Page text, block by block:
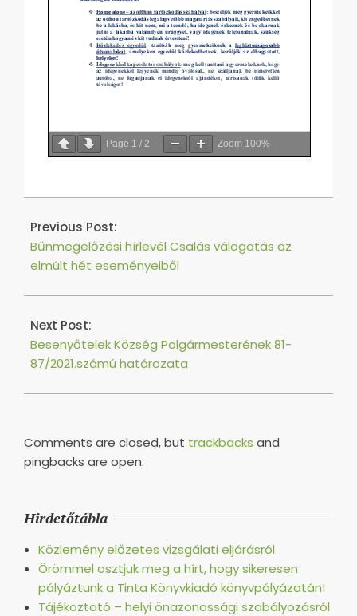
Page 1 / 2 Zoom 100%
2021-
14
Previous Post:
Bűnmegelőzési hírlevél Csalás válogatás az
elmúlt hét eseményeiből
Next Post:
Besenyőtelek Község Polgármesterének 81-
87/2021.számú határozata
Comments are closed, but trackbacks and
pingbacks are open.
Hirdetőtábla
Közlemény előzetes vizsgálati eljárásról
Örömmel osztjuk meg a hírt, hogy sikeresen
pályáztunk a Tinta Könyvkiadó könyvpályázatán!
Tájékoztató – helyi önazonossági szabályozásról